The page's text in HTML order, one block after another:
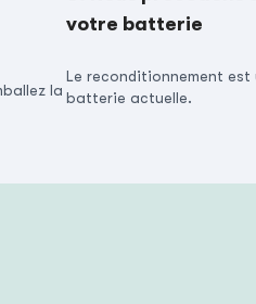
la
votre batterie
Le reconditionnement est
batterie actuelle.